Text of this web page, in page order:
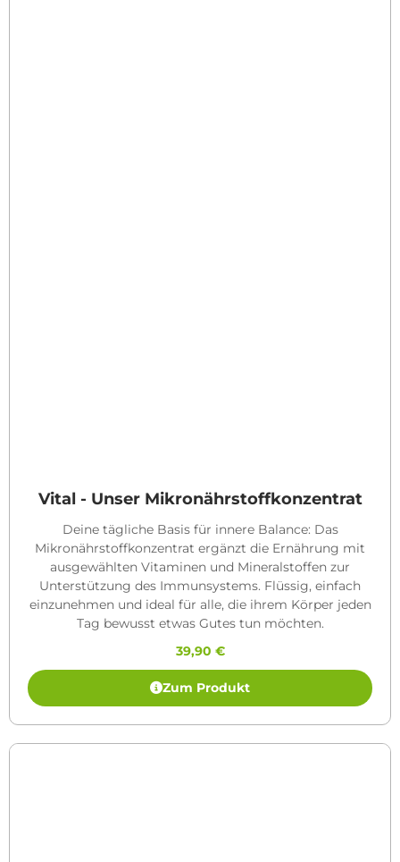
Vital - Unser Mikronährstoffkonzentrat
Deine tägliche Basis für innere Balance: Das
Mikronährstoffkonzentrat ergänzt die Ernährung mit
ausgewählten Vitaminen und Mineralstoffen zur
Unterstützung des Immunsystems. Flüssig, einfach
einzunehmen und ideal für alle, die ihrem Körper jeden
Tag bewusst etwas Gutes tun möchten.
39,90 €
Zum Produkt